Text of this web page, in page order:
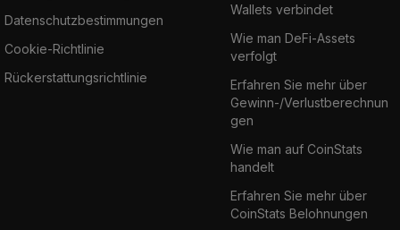
Datenschutzbestimmungen
Cookie-Richtlinie
Rückerstattungsrichtlinie
Wallets verbindet
Wie man DeFi-Assets
verfolgt
Erfahren Sie mehr über
Gewinn-/Verlustberechnun
gen
Wie man auf CoinStats
handelt
Erfahren Sie mehr über
CoinStats Belohnungen